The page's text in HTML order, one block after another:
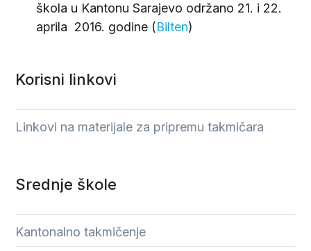
škola u Kantonu Sarajevo održano 21. i 22.
aprila 2016. godine (Bilten)
Korisni linkovi
Linkovi na materijale za pripremu takmičara
Srednje škole
Kantonalno takmičenje